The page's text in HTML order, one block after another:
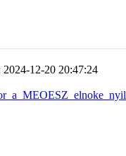
2024-12-20 20:47:24